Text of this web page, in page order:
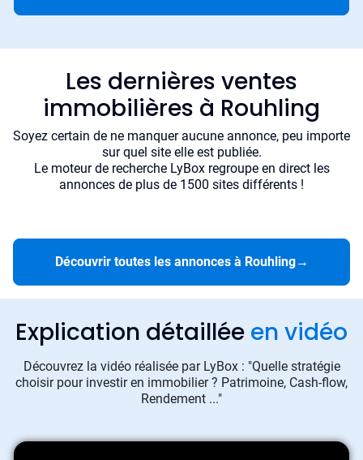
Les dernières ventes
immobilières à Rouhling
Soyez certain de ne manquer aucune annonce, peu importe
sur quel site elle est publiée.
Le moteur de recherche LyBox regroupe en direct les
annonces de plus de 1500 sites différents !
Découvrir toutes les annonces à Rouhling→
Explication détaillée en vidéo
Découvrez la vidéo réalisée par LyBox : "Quelle stratégie
choisir pour investir en immobilier ? Patrimoine, Cash-flow,
Rendement ..."